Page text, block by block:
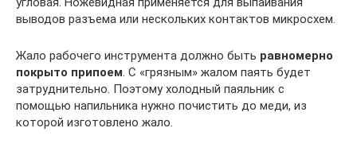
выводов разъема или нескольких контактов микросхем.
Жало рабочего инструмента должно быть равномерно
покрыто припоем. С «грязным» жалом паять будет
затруднительно. Поэтому холодный паяльник с
помощью напильника нужно почистить до меди, из
которой изготовлено жало.